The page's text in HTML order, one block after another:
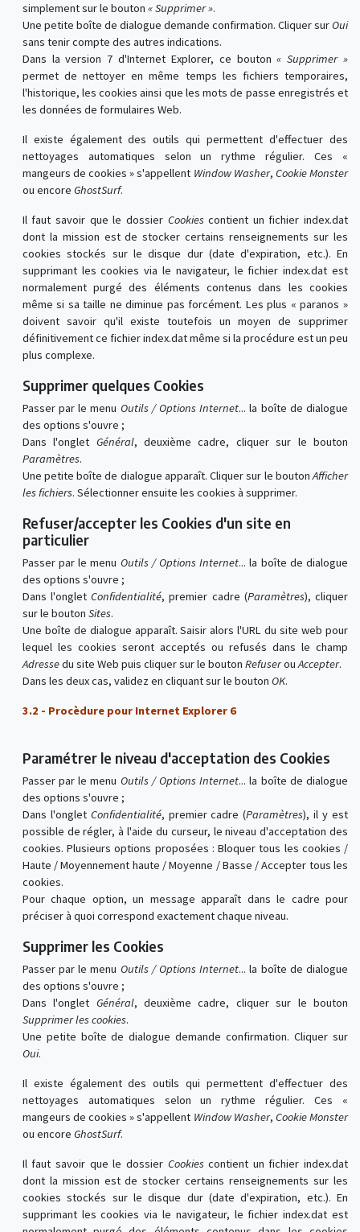
simplement sur le bouton « Supprimer ».
Une petite boîte de dialogue demande confirmation. Cliquer surOui
sans tenir compte des autres indications.
Dans la version 7 d'Internet Explorer, ce bouton« Supprimer »
permet de nettoyer en même temps les fichiers temporaires,
l'historique, les cookies ainsi que les mots de passe enregistrés et
les données de formulaires Web.
Il existe également des outils qui permettent d'effectuer des
nettoyages automatiques selon un rythme régulier. Ces «
mangeurs de cookies » s'appellent Window Washer, Cookie Monster
ou encore GhostSurf.
Il faut savoir que le dossier Cookies contient un fichier index.dat
dont la mission est de stocker certains renseignements sur les
cookies stockés sur le disque dur (date d'expiration, etc.). En
supprimant les cookies via le navigateur, le fichier index.dat est
normalement purgé des éléments contenus dans les cookies
même si sa taille ne diminue pas forcément. Les plus « paranos »
doivent savoir qu'il existe toutefois un moyen de supprimer
définitivement ce fichier index.dat même si la procédure est un peu
plus complexe.
Supprimer quelques Cookies
Passer par le menu Outils / Options Internet... la boîte de dialogue
des options s'ouvre ;
Dans l'onglet Général, deuxième cadre, cliquer sur le bouton
Paramètres.
Une petite boîte de dialogue apparaît. Cliquer sur le boutonAfficher
les fichiers. Sélectionner ensuite les cookies à supprimer.
Refuser/accepter les Cookies d'un site en
particulier
Passer par le menu Outils / Options Internet... la boîte de dialogue
des options s'ouvre ;
Dans l'ongletConfidentialité, premier cadre (Paramètres), cliquer
sur le bouton Sites.
Une boîte de dialogue apparaît. Saisir alors l'URL du site web pour
lequel les cookies seront acceptés ou refusés dans le champ
Adressedu site Web puis cliquer sur le bouton RefuserouAccepter.
Dans les deux cas, validez en cliquant sur le bouton OK.
3.2 - Procèdure pour Internet Explorer 6
Paramétrer le niveau d'acceptation des Cookies
Passer par le menu Outils / Options Internet... la boîte de dialogue
des options s'ouvre ;
Dans l'onglet Confidentialité, premier cadre (Paramètres), il y est
possible de régler, à l'aide du curseur, le niveau d'acceptation des
cookies. Plusieurs options proposées : Bloquer tous les cookies /
Haute / Moyennement haute / Moyenne / Basse / Accepter tous les
cookies.
Pour chaque option, un message apparaît dans le cadre pour
préciser à quoi correspond exactement chaque niveau.
Supprimer les Cookies
Passer par le menu Outils / Options Internet... la boîte de dialogue
des options s'ouvre ;
Dans l'onglet Général, deuxième cadre, cliquer sur le bouton
Supprimer les cookies.
Une petite boîte de dialogue demande confirmation. Cliquer sur
Oui.
Il existe également des outils qui permettent d'effectuer des
nettoyages automatiques selon un rythme régulier. Ces «
mangeurs de cookies » s'appellent Window Washer, Cookie Monster
ou encore GhostSurf.
Il faut savoir que le dossier Cookies contient un fichier index.dat
dont la mission est de stocker certains renseignements sur les
cookies stockés sur le disque dur (date d'expiration, etc.). En
supprimant les cookies via le navigateur, le fichier index.dat est